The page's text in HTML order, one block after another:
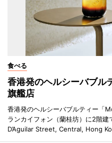
食べる
香港発のヘルシーバブル
旗艦店
香港発のヘルシーバブルティー「
ランカイフォン（蘭桂坊）に2階
D’Aguilar Street, Central, Hong